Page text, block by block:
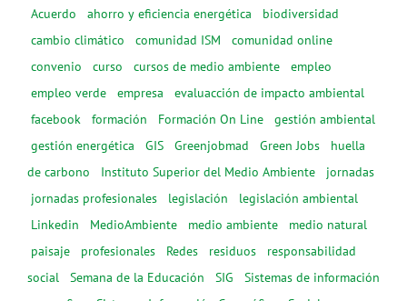
Acuerdo ahorro y eficiencia energética
biodiversidad
cambio climático
comunidad ISM
comunidad online
convenio
curso cursos de medio ambiente
empleo
empleo verde
empresa
evaluacción de impacto ambiental
facebook
formación Formación On Line
gestión ambiental
gestión energética
GIS Greenjobmad Green Jobs
huella
de carbono
Instituto Superior del Medio Ambiente
jornadas
jornadas profesionales
legislación
legislación ambiental
Linkedin
MedioAmbiente medio ambiente
medio natural
paisaje
profesionales Redes residuos
responsabilidad
social
Semana de la Educación SIG
Sistemas de información